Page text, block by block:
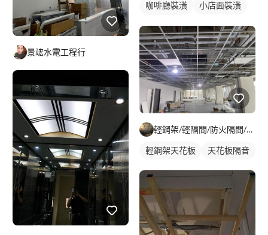
景竤水電工程行
咖啡廳裝潢
小店面裝潢
輕鋼架/輕隔間/防火隔間/造型天花/自工價廉
輕鋼架天花板 天花板隔音